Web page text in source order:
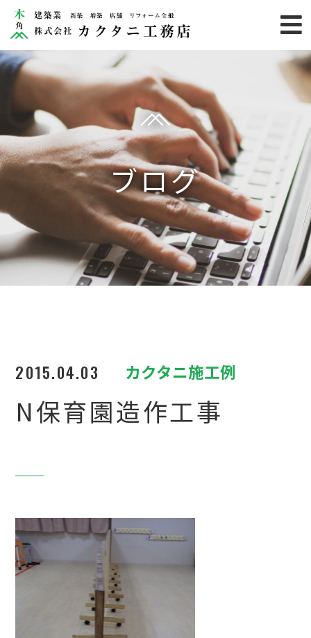
HOME
施工事例
カクタニ
りのらぼ
お客様の声
カクタニのこだわり
会社概要
ブログ
2015.04.03 カクタニ施工例
N保育園造作工事